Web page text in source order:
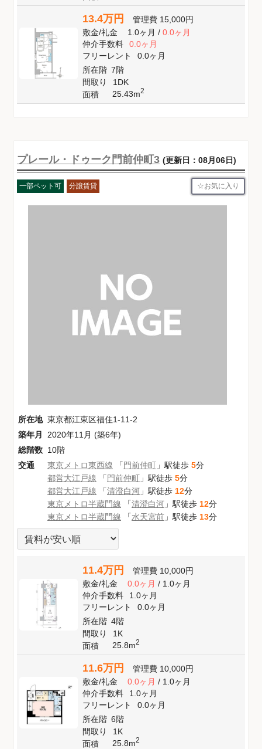
13.4万円 管理費 15,000円
敷金/礼金 1.0ヶ月/ 0.0ヶ月
仲介手数料
0.0ヶ月
フリーレント
0.0ヶ月
所在階 7階
間取り
1DK
面積
25.43m2
プレール・ドゥーク門前仲町3 (更新日：08月06日)
一部ペット可 分譲賃貸 お気に入り
所在地 東京都江東区福住1-11-2
築年月
2020年11月 (築6年)
総階数 10階
交通
東京メトロ東西線 「門前仲町 」駅徒歩 5分
都営大江戸線 「門前仲町 」駅徒歩 5分
都営大江戸線 「清澄白河 」駅徒歩 12分
東京メトロ半蔵門線 「清澄白河 」駅徒歩 12分
東京メトロ半蔵門線 「水天宮前 」駅徒歩 13分
11.4万円 管理費 10,000円
敷金/礼金 0.0ヶ月/ 1.0ヶ月
仲介手数料
1.0ヶ月
フリーレント
0.0ヶ月
所在階 4階
間取り
1K
面積
25.8m2
11.6万円 管理費 10,000円
敷金/礼金 0.0ヶ月/ 1.0ヶ月
仲介手数料
1.0ヶ月
フリーレント
0.0ヶ月
所在階 6階
間取り
1K
面積
25.8m2